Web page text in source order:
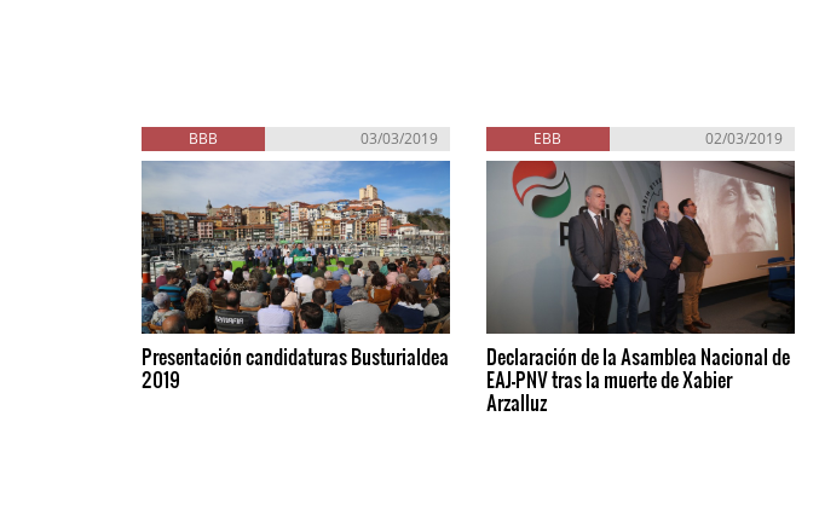
BBB 03/03/2019
Presentación candidaturas Busturialdea
2019
EBB 02/03/2019
Declaración de la Asamblea Nacional de
EAJ-PNV tras la muerte de Xabier
Arzalluz